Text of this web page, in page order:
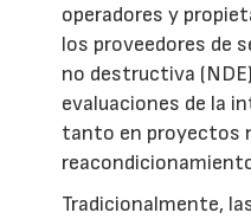
operadores y
los proveedores de
no destructiva
evaluaciones de la
tanto en proyectos
Tradicionalmente,